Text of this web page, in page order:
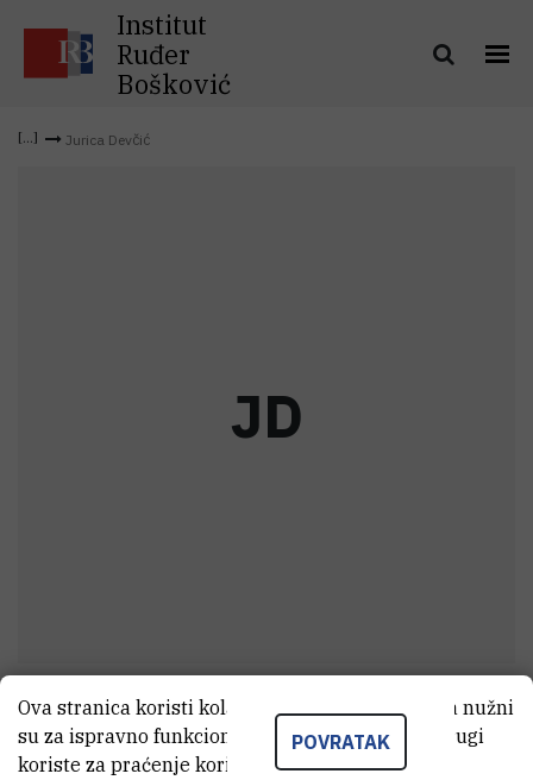
Institut
Ruđer
Bošković
Jurica Devčić
JD
JuricaDevčić
Tehnički suradnik
POVRATAK
Ova stranica koristi kolačiće. Neki od tih kolačića nužni
su za ispravno funkcioniranje stranice, dok se drugi
koriste za praćenje korištenja stranice radi